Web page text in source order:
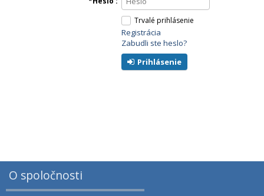
Trvalé prihlásenie
Registrácia
Zabudli ste heslo?
Prihlásenie
O spoločnosti